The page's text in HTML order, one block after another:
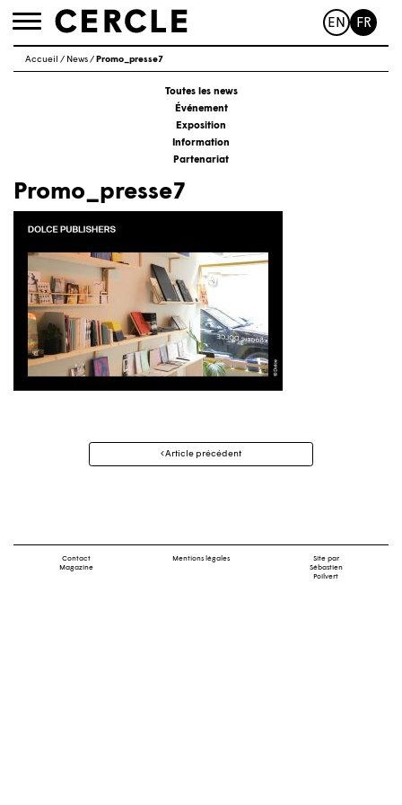
Toggle
EN FR
Accueil / News/ Promo_presse7
Toutes les news
Événement
Exposition
Information
Partenariat
Promo_presse7
Navigation
Article précédent
Contact
Magazine
Mentions légales
Site par
Sébastien
Poilvert